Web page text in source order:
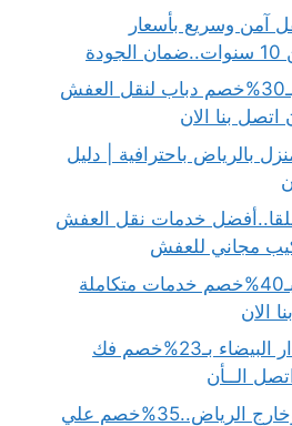
آمن وسريع بأسعار
دباب نقل عفش جدة بـ30%خصم دباب لنقل العفش
بنا الان
بالرياض باحترافية | دليل
خدمات نقل العفش
شركة نقل اثاث بجدة بـ40%خصم خدمات متكاملة
دينا نقل عفش حي الدار البيضاء بـ23%خصم فك
الــأن
دينا نقل عفش داخل وخارج الرياض..35%خصم علي